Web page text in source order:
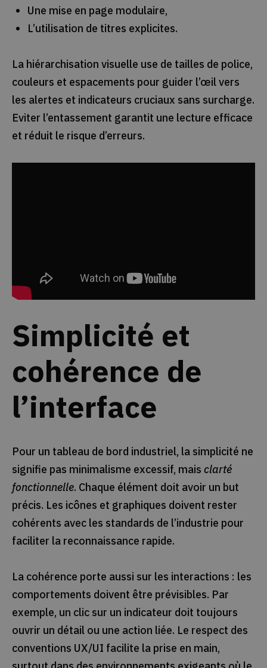
Une mise en page modulaire,
L’utilisation de titres explicites.
La hiérarchisation visuelle use de tailles de police,
couleurs et espacements pour guider l’œil vers
les alertes et indicateurs cruciaux sans surcharge.
Eviter l’entassement garantit une lecture efficace
et réduit le risque d’erreurs.
Simplicité et
cohérence de
l’interface
Pour un tableau de bord industriel, la simplicité ne
signifie pas minimalisme excessif, mais clarté
fonctionnelle. Chaque élément doit avoir un but
précis. Les icônes et graphiques doivent rester
cohérents avec les standards de l’industrie pour
faciliter la reconnaissance rapide.
La cohérence porte aussi sur les interactions : les
comportements doivent être prévisibles. Par
exemple, un clic sur un indicateur doit toujours
ouvrir un détail ou une action liée. Le respect des
conventions UX/UI facilite la prise en main,